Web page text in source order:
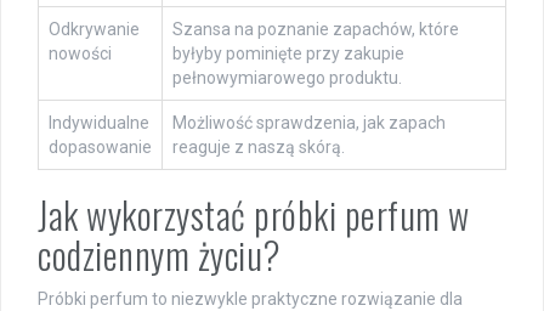
Odkrywanie
nowości
Szansa na poznanie zapachów, które
byłyby pominięte przy zakupie
pełnowymiarowego produktu.
Indywidualne
dopasowanie
Możliwość sprawdzenia, jak zapach
reaguje z naszą skórą.
Jak wykorzystać próbki perfum w
codziennym życiu?
Próbki perfum to niezwykle praktyczne rozwiązanie dla